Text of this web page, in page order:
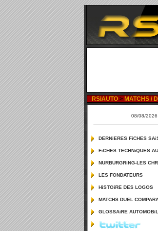
RSiAUTO > MATCHS /
08/08/2026
DERNiERES FiCHES
FiCHES TECHNiQUES
NURBURGRiNG-LES
LES FONDATEURS
HiSTOiRE DES LOGOS
MATCHS DUEL
GLOSSAiRE